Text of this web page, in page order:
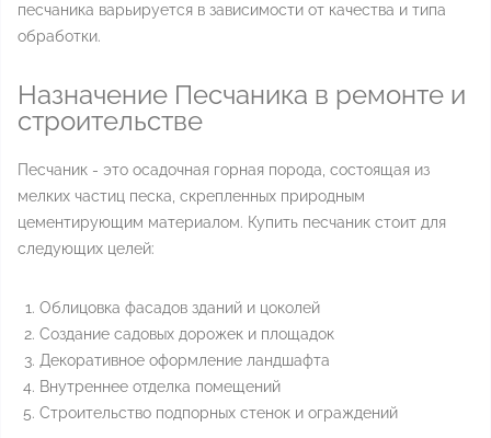
песчаника варьируется в зависимости от качества и типа
обработки.
Назначение Песчаника в ремонте и
строительстве
Песчаник - это осадочная горная порода, состоящая из
мелких частиц песка, скрепленных природным
цементирующим материалом. Купить песчаник стоит для
следующих целей:
Облицовка фасадов зданий и цоколей
Создание садовых дорожек и площадок
Декоративное оформление ландшафта
Внутреннее отделка помещений
Строительство подпорных стенок и ограждений